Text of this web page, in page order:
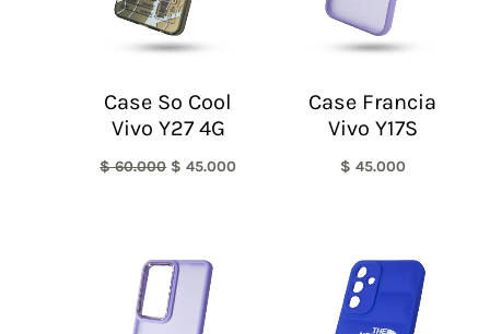
Case So Cool
Vivo Y27 4G
$60.000 $ 45.000
Case Francia
Vivo Y17S
$ 45.000